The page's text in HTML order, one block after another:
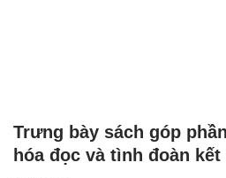
Trưng bày sách góp
hóa đọc và tình đoàn